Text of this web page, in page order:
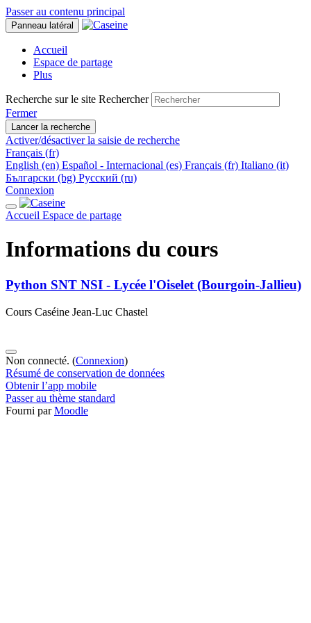
Passer au contenu principal
Panneau latéral
Accueil
Espace de partage
Plus
Recherche sur le site Rechercher
Fermer
Lancer la recherche
Activer/désactiver la saisie de recherche
Français ‎(fr)‎
English ‎(en)‎ Español - Internacional ‎(es)‎ Français ‎(fr)‎ Italiano ‎(it)‎
Български ‎(bg)‎ Русский ‎(ru)‎
Connexion
Accueil Espace de partage
Informations du cours
Python SNT NSI - Lycée l'Oiselet (Bourgoin-Jallieu)
Cours Caséine Jean-Luc Chastel
Non connecté. (Connexion)
Résumé de conservation de données
Obtenir l’app mobile
Passer au thème standard
Fourni parMoodle